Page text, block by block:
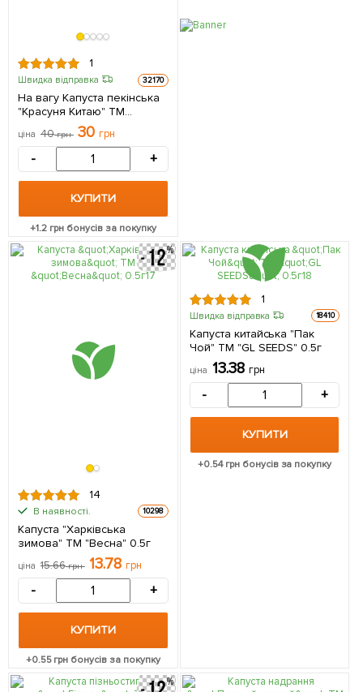
1
Швидка відправка 32170
На вагу Капуста пекінська
"Красуня Китаю" ТМ
"Весна" ціна за 2г
ціна 40грн 30 грн
- +
КУПИТИ
+1.2 грн бонусів за покупку
14
В наявності. 10298
Капуста "Харківська
зимова" ТМ "Весна" 0.5г
ціна 15.66грн 13.78 грн
- +
КУПИТИ
+0.55грн бонусів за покупку
1
Швидка відправка 18410
Капуста китайська "Пак
Чой" ТМ "GL SEEDS" 0.5г
ціна 13.38 грн
- +
КУПИТИ
+0.54грн бонусів за покупку